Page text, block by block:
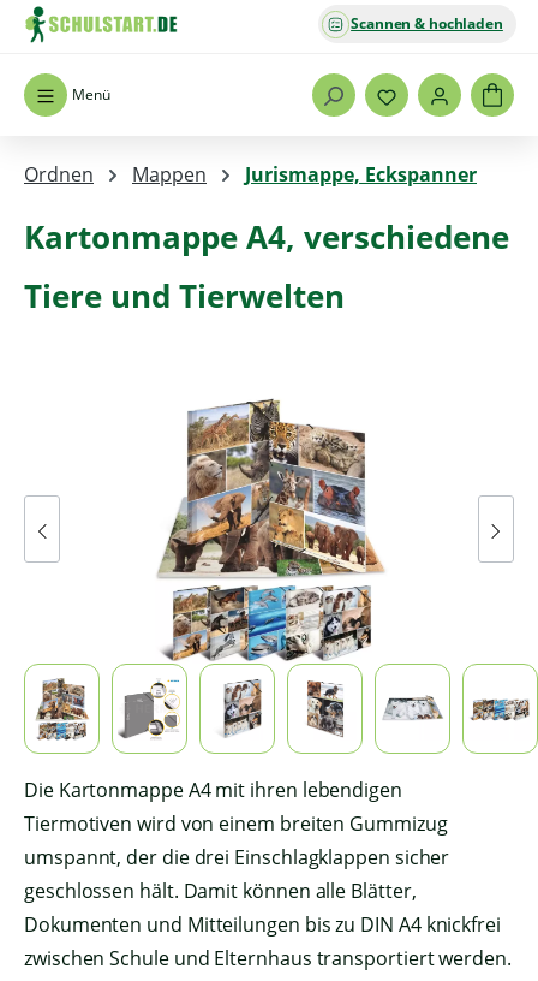
Zum Hauptinhalt springen
Menü
Scannen & hochladen
Ordnen Mappen Jurismappe, Eckspanner
Kartonmappe A4, verschiedene
Tiere und Tierwelten
Bildergalerie überspringen
Die Kartonmappe A4 mit ihren lebendigen
Tiermotiven wird von einem breiten Gummizug
umspannt, der die drei Einschlagklappen sicher
geschlossen hält. Damit können alle Blätter,
Dokumenten und Mitteilungen bis zu DIN A4 knickfrei
zwischen Schule und Elternhaus transportiert werden.